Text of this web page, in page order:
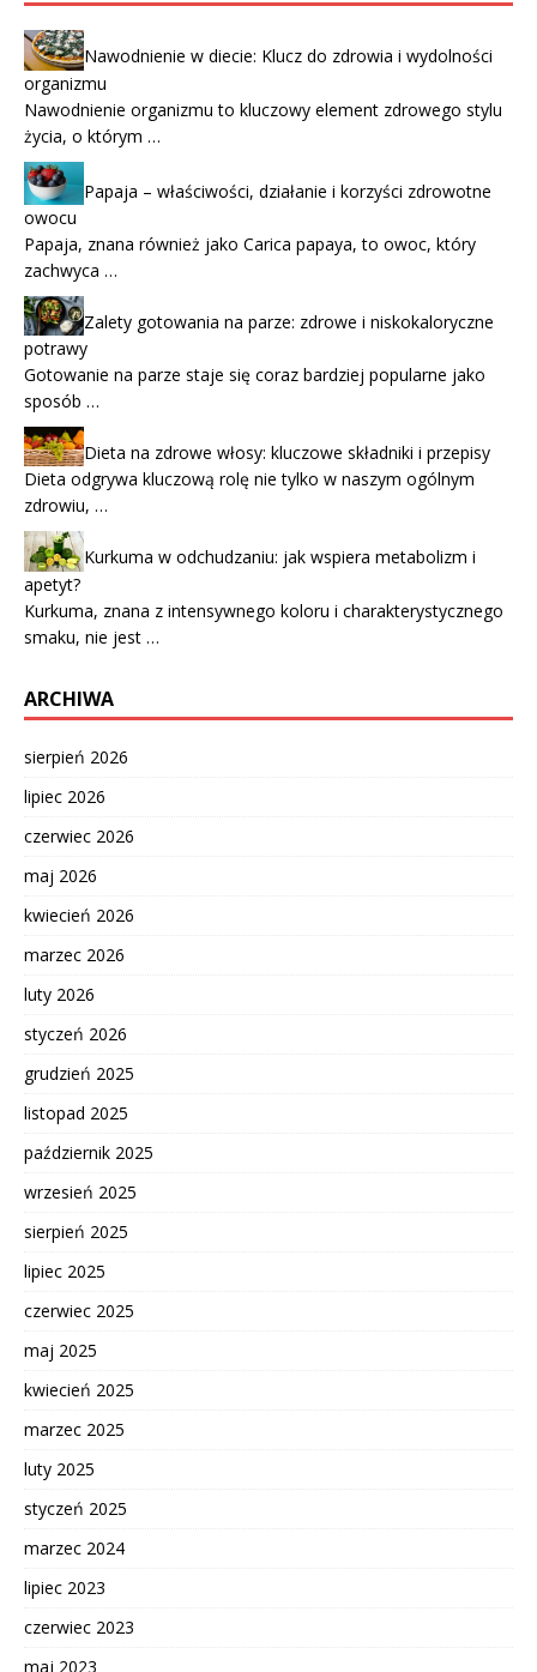
Nawodnienie w diecie: Klucz do zdrowia i wydolności
organizmu
Nawodnienie organizmu to kluczowy element zdrowego stylu
życia, o którym …
Papaja – właściwości, działanie i korzyści zdrowotne
owocu
Papaja, znana również jako Carica papaya, to owoc, który
zachwyca …
Zalety gotowania na parze: zdrowe i niskokaloryczne
potrawy
Gotowanie na parze staje się coraz bardziej popularne jako
sposób …
Dieta na zdrowe włosy: kluczowe składniki i przepisy
Dieta odgrywa kluczową rolę nie tylko w naszym ogólnym
zdrowiu, …
Kurkuma w odchudzaniu: jak wspiera metabolizm i
apetyt?
Kurkuma, znana z intensywnego koloru i charakterystycznego
smaku, nie jest …
ARCHIWA
sierpień 2026
lipiec 2026
czerwiec 2026
maj 2026
kwiecień 2026
marzec 2026
luty 2026
styczeń 2026
grudzień 2025
listopad 2025
październik 2025
wrzesień 2025
sierpień 2025
lipiec 2025
czerwiec 2025
maj 2025
kwiecień 2025
marzec 2025
luty 2025
styczeń 2025
marzec 2024
lipiec 2023
czerwiec 2023
maj 2023